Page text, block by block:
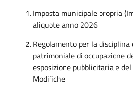
Imposta municipale propria
aliquote anno 2026
Regolamento per la disciplina
patrimoniale di occupazione
esposizione pubblicitaria e
Modifiche